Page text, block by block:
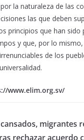
la naturaleza de las
las que deben
principios que han sido
y que, por lo mismo,
de los
www.elim.org.sv/
migrantes
rechazar acuerdo